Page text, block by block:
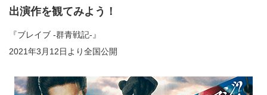
出演作を観てみよう！
『ブレイブ -群青戦記-』
2021年3月12日より全国公開